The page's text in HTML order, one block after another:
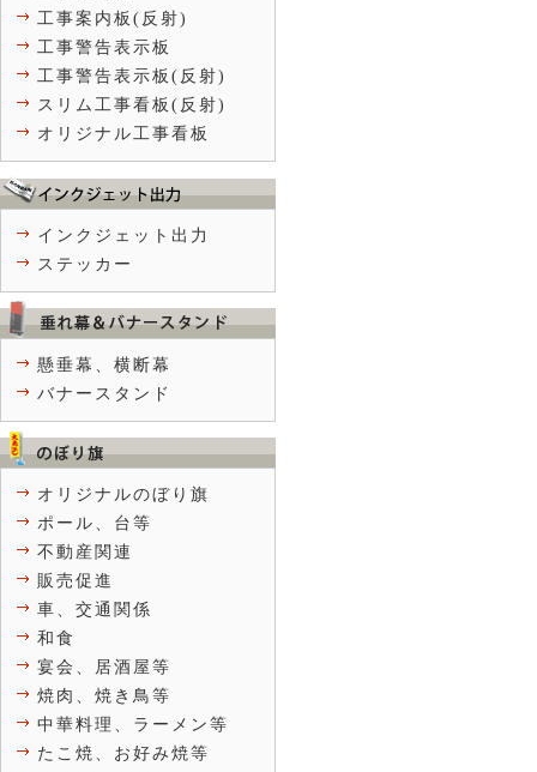
工事案内板(反射)
工事警告表示板
工事警告表示板(反射)
スリム工事看板(反射)
オリジナル工事看板
インクジェット出力
ステッカー
懸垂幕、横断幕
バナースタンド
オリジナルのぼり旗
ポール、台等
不動産関連
販売促進
車、交通関係
和食
宴会、居酒屋等
焼肉、焼き鳥等
中華料理、ラーメン等
たこ焼、お好み焼等